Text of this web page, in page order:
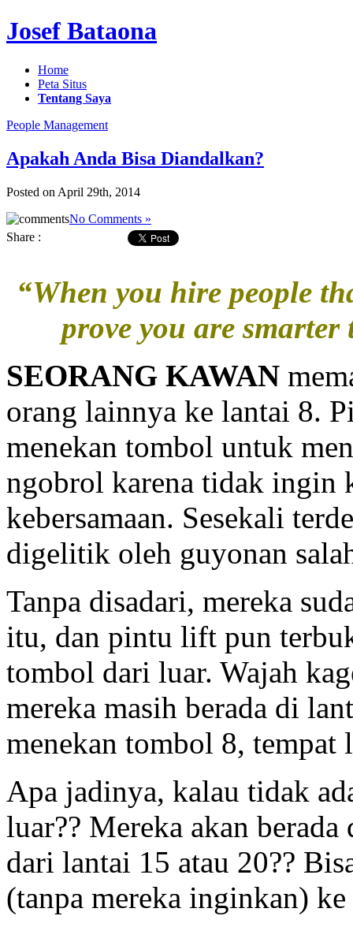
Josef Bataona
Home
Peta Situs
Tentang Saya
People Management
Apakah Anda Bisa Diandalkan?
Posted on April 29th, 2014
No Comments »
Share :
“When you hire people
prove you are smarter
SEORANG KAWAN
orang lainnya ke lantai 8.
menekan tombol untuk
ngobrol karena tidak ingin
kebersamaan. Sesekali
digelitik oleh guyonan
Tanpa disadari, mereka
itu, dan pintu lift pun
tombol dari luar. Wajah
mereka masih berada di
menekan tombol 8, tempat
Apa jadinya, kalau tidak
luar?? Mereka akan
dari lantai 15 atau 20??
(tanpa mereka inginkan)